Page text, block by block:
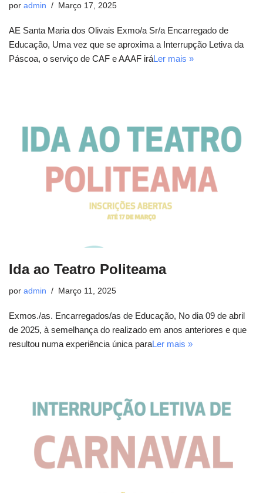
por admin Março 17, 2025
AE Santa Maria dos Olivais Exmo/a Sr/a Encarregado de
Educação, Uma vez que se aproxima a Interrupção Letiva da
Páscoa, o serviço de CAF e AAAF iráLer mais »
Ida ao Teatro Politeama
por admin Março 11, 2025
Exmos./as. Encarregados/as de Educação, No dia 09 de abril
de 2025, à semelhança do realizado em anos anteriores e que
resultou numa experiência única paraLer mais »